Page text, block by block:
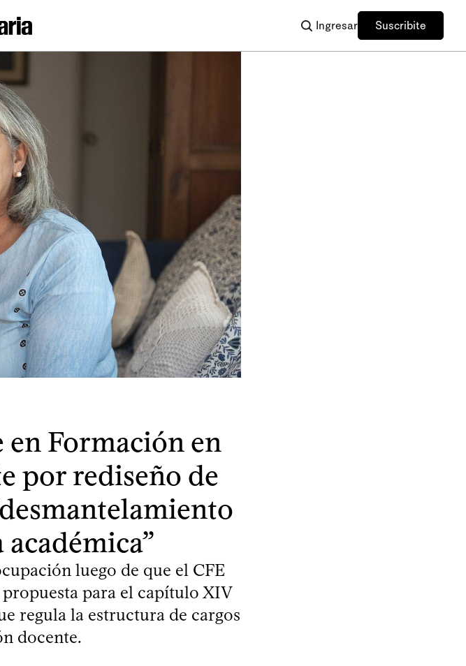
Ingresar Suscribite
en Formación en
por rediseño de
luego de que el CFE
para el capítulo XIV
regula la estructura de cargos
docente.